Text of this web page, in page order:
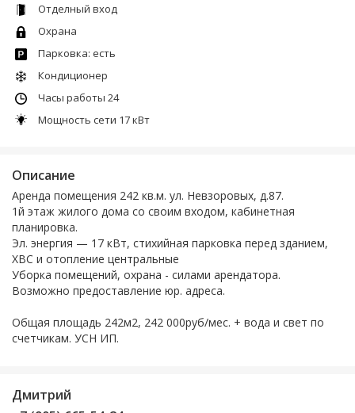
Отделный вход
Охрана
Парковка: есть
Кондиционер
Часы работы 24
Мощность сети 17 кВт
Описание
Аренда помещения 242 кв.м. ул. Невзоровых, д.87.
1й этаж жилого дома со своим входом, кабинетная
планировка.
Эл. энергия — 17 кВт, стихийная парковка перед зданием,
ХВС и отопление центральные
Уборка помещений, охрана - силами арендатора.
Возможно предоставление юр. адреса.
Общая площадь 242м2, 242 000руб/мес. + вода и свет по
счетчикам. УСН ИП.
Дмитрий